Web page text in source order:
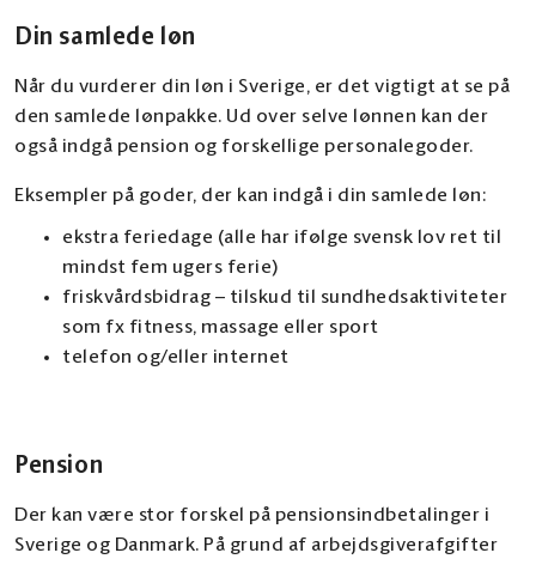
Din samlede løn
Når du vurderer din løn i Sverige, er det vigtigt at se på
den samlede lønpakke. Ud over selve lønnen kan der
også indgå pension og forskellige personalegoder.
Eksempler på goder, der kan indgå i din samlede løn:
ekstra feriedage (alle har ifølge svensk lov ret til
mindst fem ugers ferie)
friskvårdsbidrag – tilskud til sundhedsaktiviteter
som fx fitness, massage eller sport
telefon og/eller internet
Pension
Der kan være stor forskel på pensionsindbetalinger i
Sverige og Danmark. På grund af arbejdsgiverafgifter